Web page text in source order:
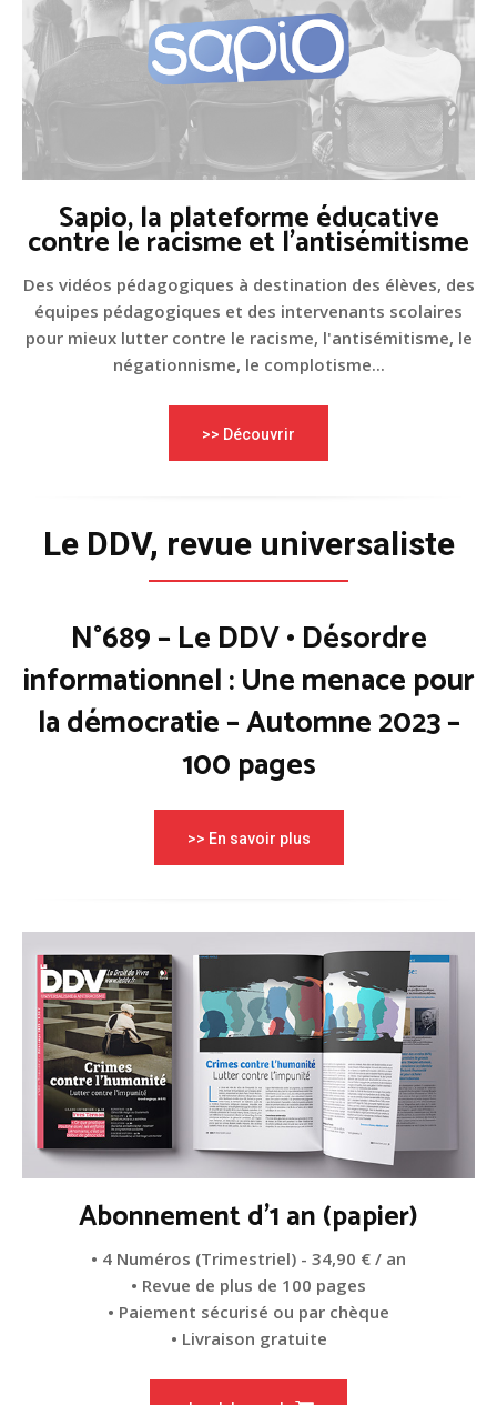
Sapio, la plateforme éducative
contre le racisme et l'antisémitisme
Des vidéos pédagogiques à destination des élèves, des
équipes pédagogiques et des intervenants scolaires
pour mieux lutter contre le racisme, l'antisémitisme, le
négationnisme, le complotisme...
>> Découvrir
Le DDV, revue universaliste
N°689 – Le DDV • Désordre
informationnel : Une menace pour
la démocratie – Automne 2023 –
100 pages
>> En savoir plus
Abonnement d'1 an (papier)
• 4 Numéros (Trimestriel) - 34,90 € / an
• Revue de plus de 100 pages
• Paiement sécurisé ou par chèque
• Livraison gratuite